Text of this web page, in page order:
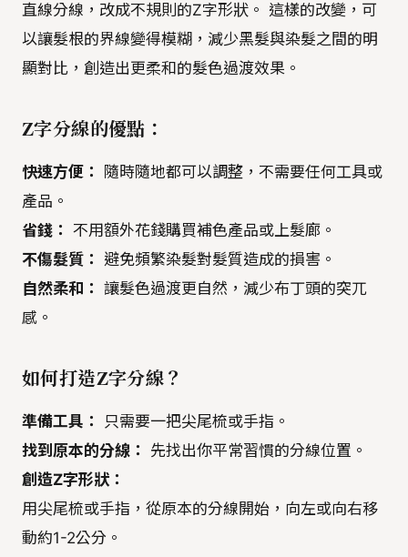
直線分線，改成不規則的Z字形狀。 這樣的改變，可
以讓髮根的界線變得模糊，減少黑髮與染髮之間的明
顯對比，創造出更柔和的髮色過渡效果。
Z字分線的優點：
快速方便：
隨時隨地都可以調整，不需要任何工具或
產品。
省錢： 不用額外花錢購買補色產品或上髮廊。
不傷髮質：
避免頻繁染髮對髮質造成的損害。
自然柔和： 讓髮色過渡更自然，減少布丁頭的突兀
感。
如何打造Z字分線？
準備工具：
只需要一把尖尾梳或手指。
找到原本的分線：
先找出你平常習慣的分線位置。
創造Z字形狀：
用尖尾梳或手指，從原本的分線開始，向左或向右移
動約1-2公分。